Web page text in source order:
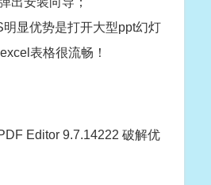
显优势是打开大型ppt幻灯
表格很流畅！
Editor 9.7.14222 破解优